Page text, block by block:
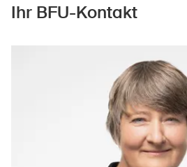
Ihr BFU-Kontakt